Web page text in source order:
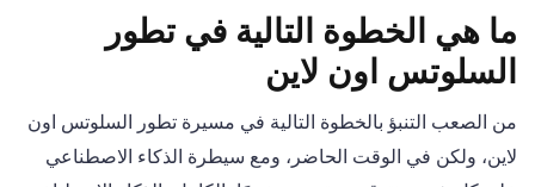
ما هي الخطوة التالية في تطور
السلوتس اون لاين
من الصعب التنبؤ بالخطوة التالية في مسيرة تطور السلوتس اون
لاين، ولكن في الوقت الحاضر، ومع سيطرة الذكاء الاصطناعي